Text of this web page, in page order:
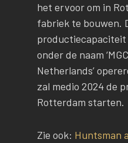
het ervoor om in
fabriek te bouwen.
productiecapaciteit
onder de naam
Netherlands’
zal medio 2024 de
Rotterdam starten.
Zie ook: Huntsman